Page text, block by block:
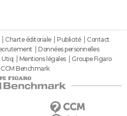
Charte éditoriale Publicité
Contact
Données personnelles
Utiq Mentions légales
Groupe Figaro
Benchmark